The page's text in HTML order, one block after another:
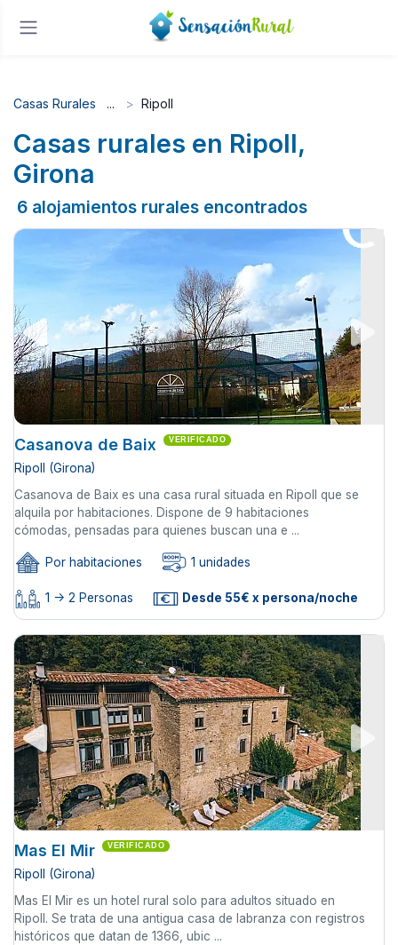
Casas Rurales Ripoll
Casas rurales en Ripoll,
Girona
6 alojamientos rurales encontrados
Casanova de Baix VERIFICADO
Ripoll (Girona)
Casanova de Baix es una casa rural situada en Ripoll que se
alquila por habitaciones. Dispone de 9 habitaciones
cómodas, pensadas para quienes buscan una e ...
Por habitaciones 1 unidades
1 -> 2 Personas Desde 55€ x persona/noche
Mas El Mir VERIFICADO
Ripoll (Girona)
Mas El Mir es un hotel rural solo para adultos situado en
Ripoll. Se trata de una antigua casa de labranza con registros
históricos que datan de 1366, ubic ...